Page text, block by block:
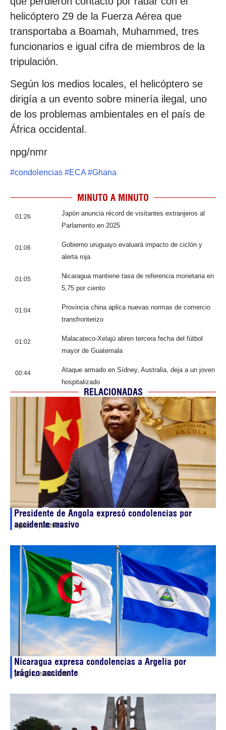
helicóptero Z9 de la Fuerza Aérea que
transportaba a Boamah, Muhammed, tres
funcionarios e igual cifra de miembros de la
tripulación.
Según los medios locales, el helicóptero se
dirigía a un evento sobre minería ilegal, uno
de los problemas ambientales en el país de
África occidental.
npg/nmr
#condolencias #ECA #Ghana
MINUTO A MINUTO
01:26
Japón anuncia récord de visitantes extranjeros al
Parlamento en 2025
01:06
Gobierno uruguayo evaluará impacto de ciclón y
alerta roja
01:05
Nicaragua mantiene tasa de referencia monetaria en
5,75 por ciento
01:04
Provincia china aplica nuevas normas de comercio
transfronterizo
01:02
Malacateco-Xelajú abren tercera fecha del fútbol
mayor de Guatemala
00:44
Ataque armado en Sídney, Australia, deja a un joven
hospitalizado
RELACIONADAS
Presidente de Angola expresó condolencias por
accidente masivo
agosto 3, 202615:37
Nicaragua expresa condolencias a Argelia por
trágico accidente
julio 31, 202619:48